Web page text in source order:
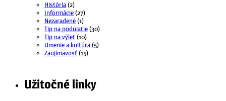
História(2)
Informácie(27)
Nezaradené(1)
Tip na podujatie(30)
Tip na výlet(10)
Umenie a kultúra(5)
Zaujímavosť(15)
Užitočné linky